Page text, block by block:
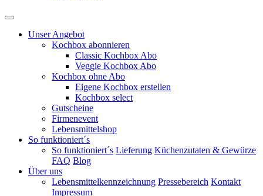
Unser Angebot
Kochbox abonnieren
Classic Kochbox Abo
Veggie Kochbox Abo
Kochbox ohne Abo
Eigene Kochbox erstellen
Kochbox select
Gutscheine
Firmenevent
Lebensmittelshop
So funktioniert´s
So funktioniert´s Lieferung Küchenzutaten & Gewürze
FAQ Blog
Über uns
Lebensmittelkennzeichnung Pressebereich Kontakt
Impressum